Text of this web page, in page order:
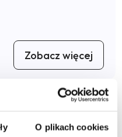
O plikach cookies
Zobacz więcej